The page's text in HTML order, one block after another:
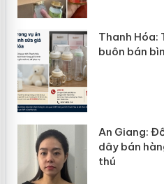
bị hại trong vụ án
sữa Moyuum giả
tượng chủ mưu đường
giả tại Phú Quốc ra đầu